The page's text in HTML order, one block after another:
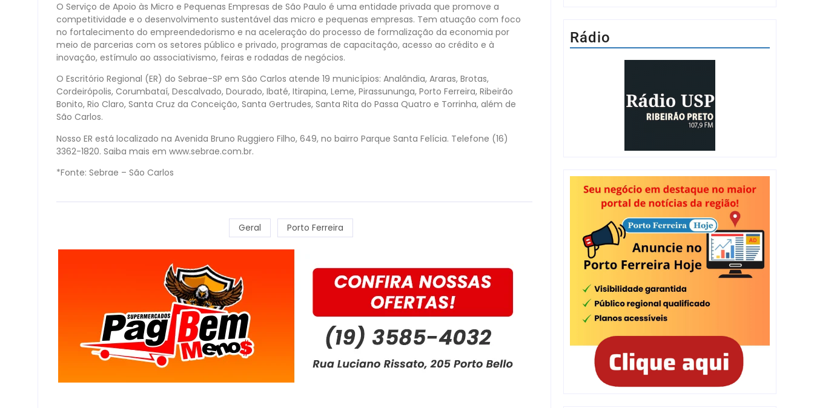
O Serviço de Apoio às Micro e Pequenas Empresas de São Paulo é uma entidade privada que promove a
competitividade e o desenvolvimento sustentável das micro e pequenas empresas. Tem atuação com foco
no fortalecimento do empreendedorismo e na aceleração do processo de formalização da economia por
meio de parcerias com os setores público e privado, programas de capacitação, acesso ao crédito e à
inovação, estímulo ao associativismo, feiras e rodadas de negócios.
O Escritório Regional (ER) do Sebrae-SP em São Carlos atende 19 municípios: Analândia, Araras, Brotas,
Cordeirópolis, Corumbataí, Descalvado, Dourado, Ibaté, Itirapina, Leme, Pirassununga, Porto Ferreira, Ribeirão
Bonito, Rio Claro, Santa Cruz da Conceição, Santa Gertrudes, Santa Rita do Passa Quatro e Torrinha, além de
São Carlos.
Nosso ER está localizado na Avenida Bruno Ruggiero Filho, 649, no bairro Parque Santa Felícia. Telefone (16)
3362-1820. Saiba mais em www.sebrae.com.br.
*Fonte: Sebrae – São Carlos
Geral Porto Ferreira
Rádio